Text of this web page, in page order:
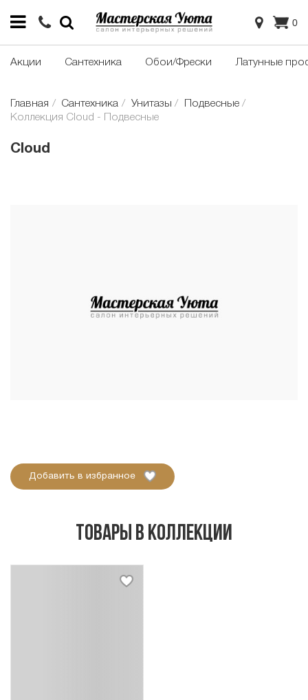
0
Акции Сантехника Обои/Фрески Латунные
Главная Сантехника Унитазы
Подвесные
Коллекция Cloud - Подвесные
Cloud
Добавить в избранное
Товары в коллекции